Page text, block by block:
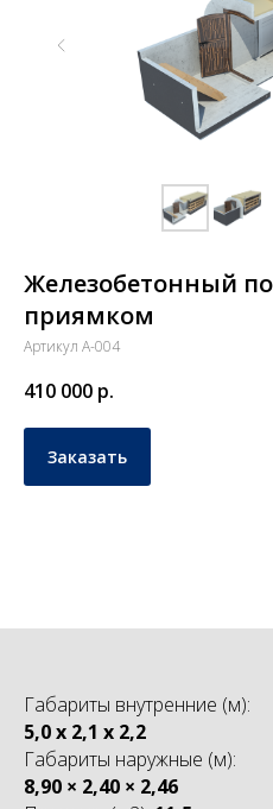
Железобетонный
приямком
Артикул А-004
410 000 р.
Заказать
Габариты внутренние (м):
5,0 x 2,1 x 2,2
Габариты наружные (м):
8,90 × 2,40 × 2,46